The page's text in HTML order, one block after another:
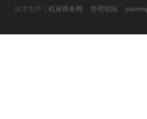
技术支持： 机床商务网 管理登陆